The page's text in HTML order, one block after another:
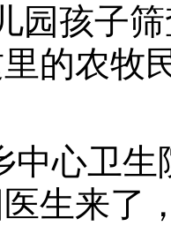
园孩子
的农牧
中心卫
生来了